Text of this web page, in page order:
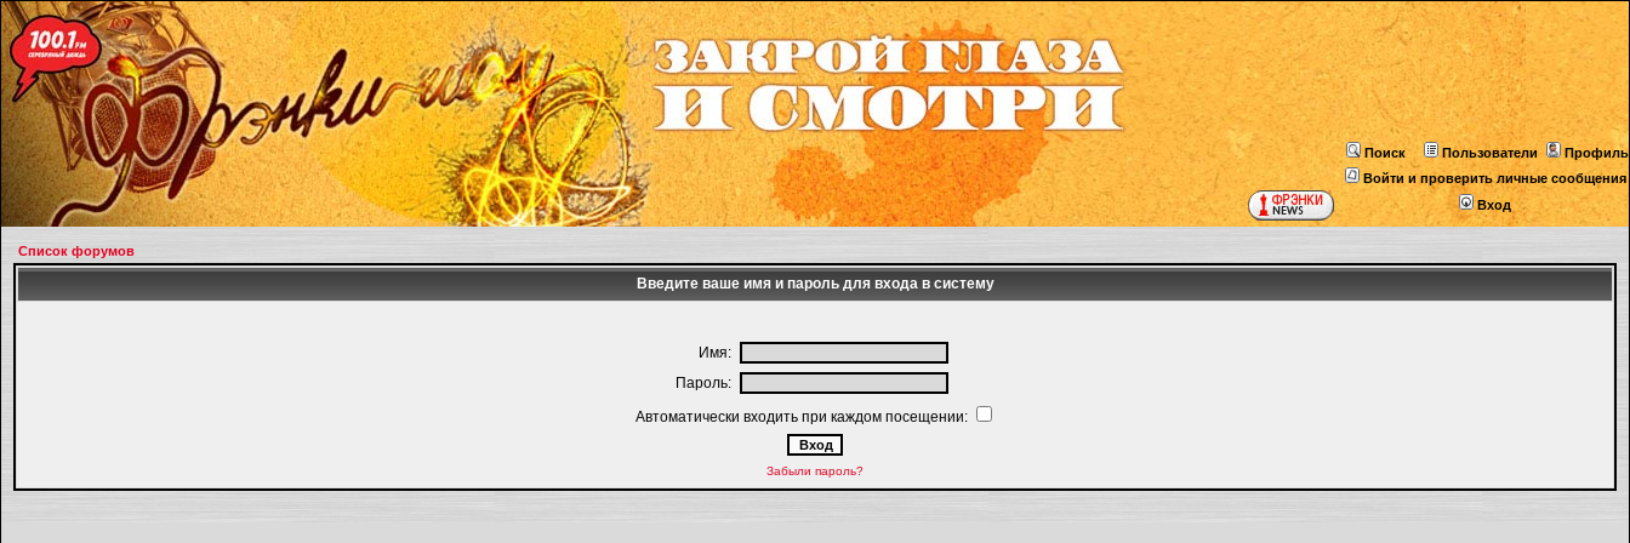
Поиск Пользователи
Профиль
Войти и проверить личные сообщения
Вход
Список форумов
Введите ваше имя и пароль для входа в систему
Имя:
Пароль:
Автоматически входить при каждом посещении:
Забыли пароль?